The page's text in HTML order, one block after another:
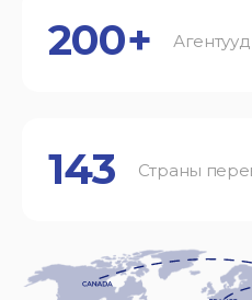
200+ Агентууд
143 Страны